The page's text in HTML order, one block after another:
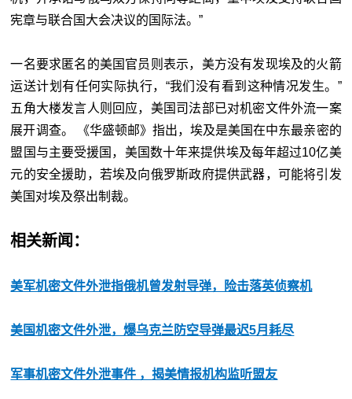
宪章与联合国大会决议的国际法。”
一名要求匿名的美国官员则表示，美方没有发现埃及的火箭
运送计划有任何实际执行，“我们没有看到这种情况发生。”
五角大楼发言人则回应，美国司法部已对机密文件外流一案
展开调查。 《华盛顿邮》指出，埃及是美国在中东最亲密的
盟国与主要受援国，美国数十年来提供埃及每年超过10亿美
元的安全援助，若埃及向俄罗斯政府提供武器，可能将引发
美国对埃及祭出制裁。
相关新闻：
美军机密文件外泄指俄机曾发射导弹，险击落英侦察机
美国机密文件外泄，爆乌克兰防空导弹最迟5月耗尽
军事机密文件外泄事件 ，揭美情报机构监听盟友